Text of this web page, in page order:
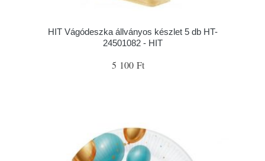
HIT Vágódeszka állványos készlet 5 db HT-
24501082 - HIT
5 100 Ft